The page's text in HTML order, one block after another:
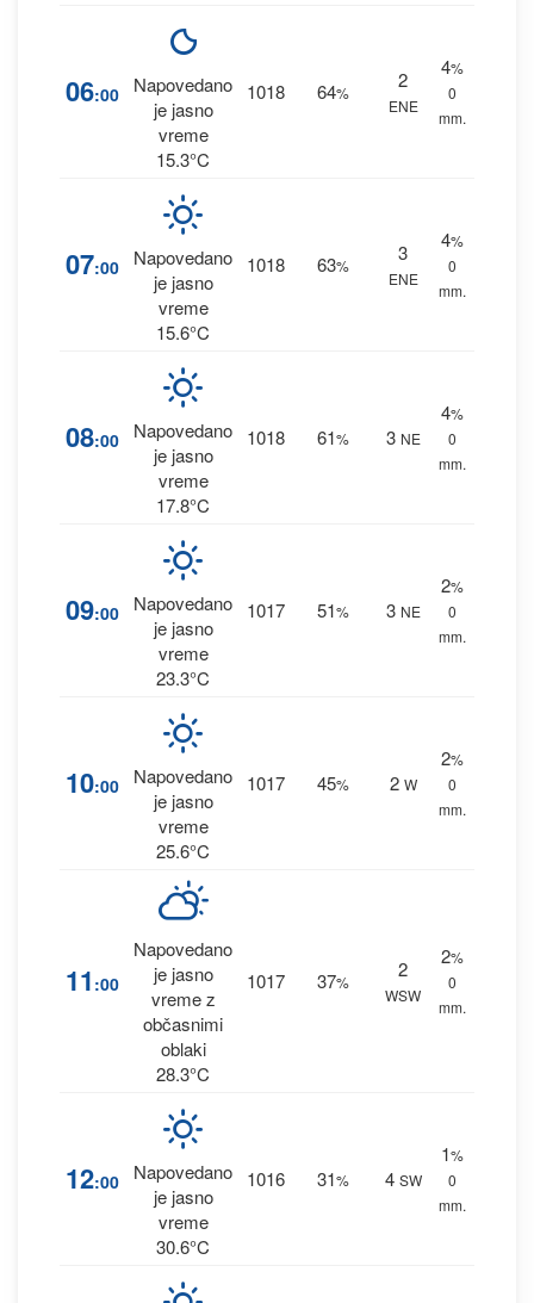
06:00
Napovedano
je jasno
vreme
15.3°C
1018 64%
2
ENE
4%
0
mm.
07:00
Napovedano
je jasno
vreme
15.6°C
1018 63%
3
ENE
4%
0
mm.
08:00
Napovedano
je jasno
vreme
17.8°C
1018 61% 3 NE
4%
0
mm.
09:00
Napovedano
je jasno
vreme
23.3°C
1017 51% 3 NE
2%
0
mm.
10:00
Napovedano
je jasno
vreme
25.6°C
1017 45% 2 W
2%
0
mm.
11 :00
Napovedano
je jasno
vreme z
občasnimi
oblaki
28.3°C
1017 37%
2
WSW
2%
0
mm.
12:00
Napovedano
je jasno
vreme
30.6°C
1016 31% 4 SW
1%
0
mm.